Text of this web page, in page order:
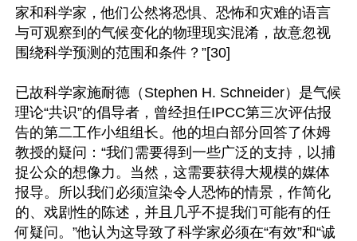
家和科学家，他们公然将恐惧、恐怖和灾难的语言
与可观察到的气候变化的物理现实混淆，故意忽视
围绕科学预测的范围和条件？”[30]
已故科学家施耐德（Stephen H. Schneider）是气候
理论“共识”的倡导者，曾经担任IPCC第三次评估报
告的第二工作小组组长。他的坦白部分回答了休姆
教授的疑问：“我们需要得到一些广泛的支持，以捕
捉公众的想像力。当然，这需要获得大规模的媒体
报导。所以我们必须渲染令人恐怖的情景，作简化
的、戏剧性的陈述，并且几乎不提我们可能有的任
何疑问。”他认为这导致了科学家必须在“有效”和“诚